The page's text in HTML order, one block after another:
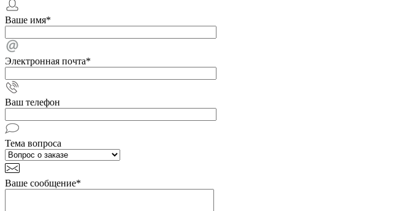
Ваше имя*
Электронная почта*
Ваш телефон
Тема вопроса
Ваше сообщение*